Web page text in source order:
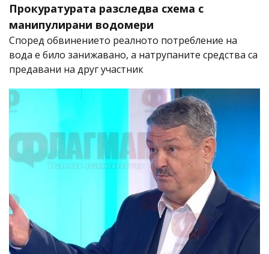
Прокуратурата разследва схема с
манипулирани водомери
Според обвинението реалното потребление на
вода е било занижавано, а натрупаните средства са
предавани на друг участник